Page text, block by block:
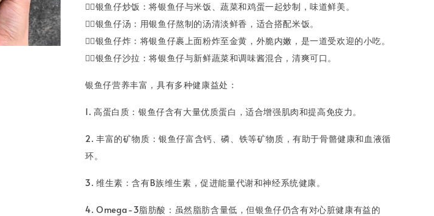
👍🏼银鱼仔炒饭：将银鱼仔与米饭、蔬菜和鸡蛋一起炒制，味道鲜美。
👍🏼银鱼仔汤：用银鱼仔熬制的汤清淡鲜香，适合搭配米饭。
👍🏼银鱼仔炸：将银鱼仔裹上面粉炸至金黄，外脆内嫩，是一道受欢迎的小吃。
👍🏼银鱼仔沙拉：将银鱼仔与新鲜蔬菜和调味酱混合，清爽可口。
银鱼仔营养丰富，具有多种健康益处：
1. 高蛋白质：银鱼仔含有大量优质蛋白，适合增强肌肉和提高免疫力。
2. 丰富的矿物质：银鱼仔富含钙、磷、铁等矿物质，有助于骨骼健康和血液循
环。
3. 维生素：含有B族维生素，促进能量代谢和神经系统健康。
4. Omega-3脂肪酸：虽然脂肪含量低，但银鱼仔仍含有对心脏健康有益的